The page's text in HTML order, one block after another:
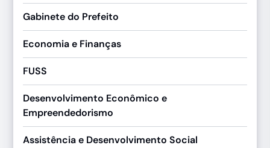
Gabinete do Prefeito
Economia e Finanças
FUSS
Desenvolvimento Econômico e
Empreendedorismo
Assistência e Desenvolvimento Social